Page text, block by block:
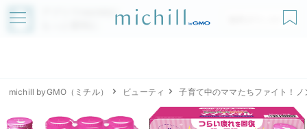
アプリでmichillが
無料ダウンロード
michill byGMO（ミチル） ビューティ 子育て中のママたちファイト！